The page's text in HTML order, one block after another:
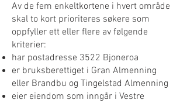
Av de fem enkeltkortene i hvert område
skal to kort prioriteres søkere som
oppfyller ett eller flere av følgende
kriterier:
har postadresse 3522 Bjoneroa
er bruksberettiget i Gran Almenning
eller Brandbu og Tingelstad Almenning
eier eiendom som inngår i Vestre